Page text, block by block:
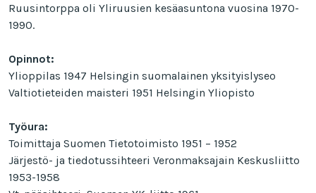
Ruusintorppa oli Yliruusien kesäasuntona vuosina 1970-
1990.
Opinnot:
Ylioppilas 1947 Helsingin suomalainen yksityislyseo
Valtiotieteiden maisteri 1951 Helsingin Yliopisto
Työura:
Toimittaja Suomen Tietotoimisto 1951 – 1952
Järjestö- ja tiedotussihteeri Veronmaksajain Keskusliitto
1953-1958